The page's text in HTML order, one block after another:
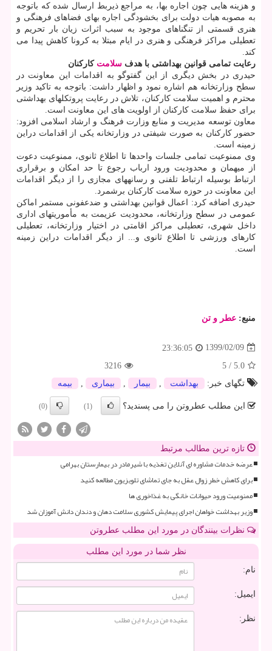
و هزینه ‏هایی چون اجاره ‏بها، به مراجع ذیربط ارسال شده که باتوجه
به مصوبه هیات دولت برای بخشودگی اجاره بهای فضاهای فرهنگی و
هنری قسمتی از تنگناهای موجود به سبب اثرات زیان بار تحریم و
تعطیلی مراکز فرهنگی و هنری در ایام مبتلا به کرونا کاهش پیدا می
کند.
رعایت تمامی قوانین بهداشتی با هدف سلامت کارکنان
حیدری در بخش دیگری از این گفتوگو به اقدامات این معاونت در
سطح وزارتخانه هم اشاره نمود و اظهار داشت: باتوجه به تاکید وزیر
محترم و اهمیت سلامت کارکنان، تلاش در رعایت پروتکلهای بهداشتی
برای حفظ سلامت کارکنان از اولویت های این معاونت است.
معاون توسعه مدیریت و منابع وزارت فرهنگ و ارشاد اسلامی افزود:
حضور کارکنان به صورت شیفتی در وزارتخانه یکی از اقدامات دراین
زمینه است.
وی ممنوعیت تمامی جلسات واحدها تا اطلاع ثانوی، ممنوعیت دعوت
از میهمان و محدودیت ورود ارباب رجوع تا حد امکان و برقراری
ارتباط بوسیله ارتباط تلفنی و رسانههای مجازی را از دیگر اقدامات
این معاونت در حوزه سلامت کارکنان برشمرد.
حیدری اضافه کرد: اعمال قوانین بهداشتی و ضدعفونی مستمر اماکن
عمومی در سطح وزارتخانه، محدودیت عزیمت به مأموریتهای اداری
داخل شهری، تعطیلی مراکز اقامتی در اختیار وزارتخانه، تعطیلی
کارهای ورزشی تا اطلاع ثانوی و... از دیگر اقدامات دراین زمینه
است.
منبع: عطر و تن
1399/02/09
23:36:05
5.0
/
5
3216
تگهای خبر:
بهداشت , بیمار , بیماری , بیمه
این مطلب عطروتن را می پسندید؟ (1)
(0)
تازه ترین مطالب مرتبط
عرضه خدمات مشاوره ای آنلاین تغذیه با شیرمادر در بیمارستان بهرامی
برای کاهش خطر زوال عقل به جای تماشای تلویزیون مطالعه کنید
ممنوعیت ورود حیوانات خانگی به غذاخوری ها
وزیر بهداشت خواهان اجرای پیمایش کشوری سلامت دهان و دندان دانش آموزان شد
نظرات بینندگان در مورد این مطلب عطروتن
نظر شما در مورد این مطلب
نام:
ایمیل:
نظر: